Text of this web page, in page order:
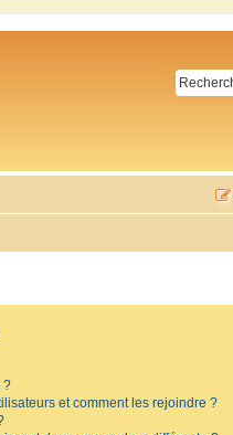
?
et comment les rejoindre ?